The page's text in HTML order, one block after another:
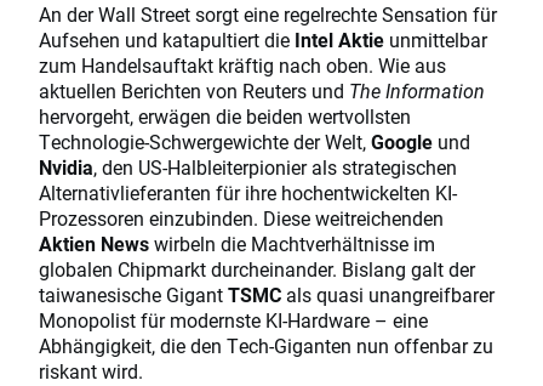
An der Wall Street sorgt eine regelrechte Sensation für
Aufsehen und katapultiert die Intel Aktie unmittelbar
zum Handelsauftakt kräftig nach oben. Wie aus
aktuellen Berichten von Reuters und The Information
hervorgeht, erwägen die beiden wertvollsten
Technologie-Schwergewichte der Welt,Google und
Nvidia, den US-Halbleiterpionier als strategischen
Alternativlieferanten für ihre hochentwickelten KI-
Prozessoren einzubinden. Diese weitreichenden
Aktien Newswirbeln die Machtverhältnisse im
globalen Chipmarkt durcheinander. Bislang galt der
taiwanesische GigantTSMC als quasi unangreifbarer
Monopolist für modernste KI-Hardware – eine
Abhängigkeit, die den Tech-Giganten nun offenbar zu
riskant wird.